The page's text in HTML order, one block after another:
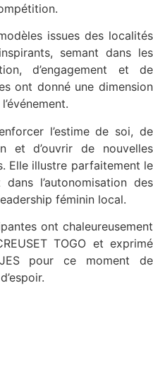
issues des localités
semant dans les
d’engagement et de
ont donné une dimension
l’estime de soi, de
et d’ouvrir de nouvelles
Elle illustre parfaitement le
l’autonomisation des
féminin local.
ont chaleureusement
TOGO et exprimé
pour ce moment de